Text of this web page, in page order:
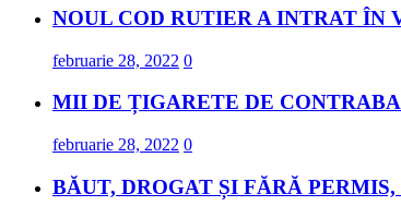
NOUL COD RUTIER A INTRAT ÎN
februarie 28, 2022 0
MII DE ȚIGARETE DE
februarie 28, 2022 0
BĂUT, DROGAT ȘI FĂRĂ